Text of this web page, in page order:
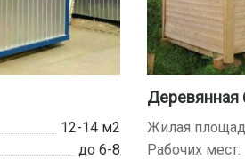
12-14 м2
до 6-8
Деревянная
Жилая
Рабочих мест: